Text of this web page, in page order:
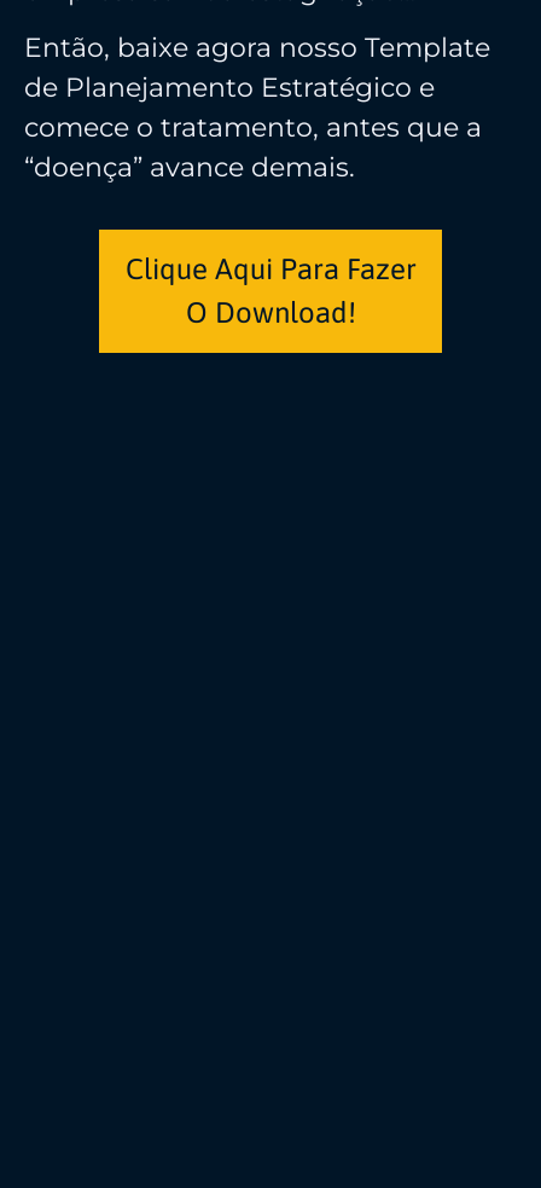
Então, baixe agora nosso Template
de Planejamento Estratégico e
comece o tratamento, antes que a
“doença” avance demais.
Clique Aqui Para Fazer
O Download!